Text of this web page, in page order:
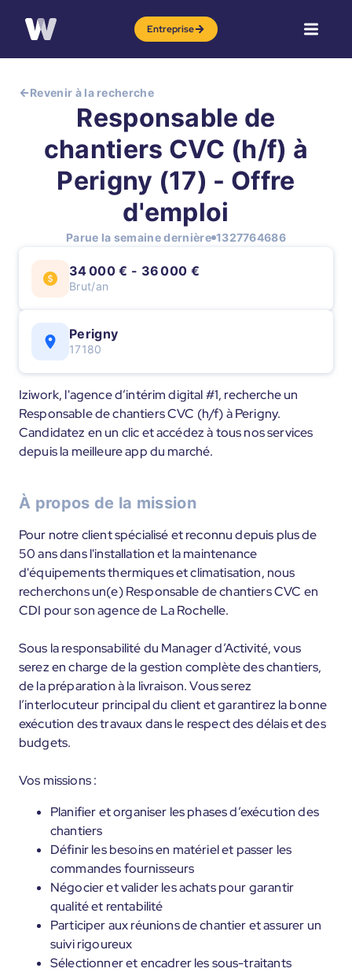
Entreprise
Revenir à la recherche
Responsable de
chantiers CVC (h/f) à
Perigny (17) - Offre
d'emploi
Parue la semaine dernière 1327764686
34 000 € - 36 000 €
Brut/an
Perigny
17180
Iziwork, l'agence d’intérim digital #1, recherche un
Responsable de chantiers CVC (h/f) à Perigny.
Candidatez en un clic et accédez à tous nos services
depuis la meilleure app du marché.
À propos de la mission
Pour notre client spécialisé et reconnu depuis plus de
50 ans dans l'installation et la maintenance
d'équipements thermiques et climatisation, nous
recherchons un(e) Responsable de chantiers CVC en
CDI pour son agence de La Rochelle.
Sous la responsabilité du Manager d’Activité, vous
serez en charge de la gestion complète des chantiers,
de la préparation à la livraison. Vous serez
l’interlocuteur principal du client et garantirez la bonne
exécution des travaux dans le respect des délais et des
budgets.
Vos missions :
Planifier et organiser les phases d’exécution des
chantiers
Définir les besoins en matériel et passer les
commandes fournisseurs
Négocier et valider les achats pour garantir
qualité et rentabilité
Participer aux réunions de chantier et assurer un
suivi rigoureux
Sélectionner et encadrer les sous-traitants